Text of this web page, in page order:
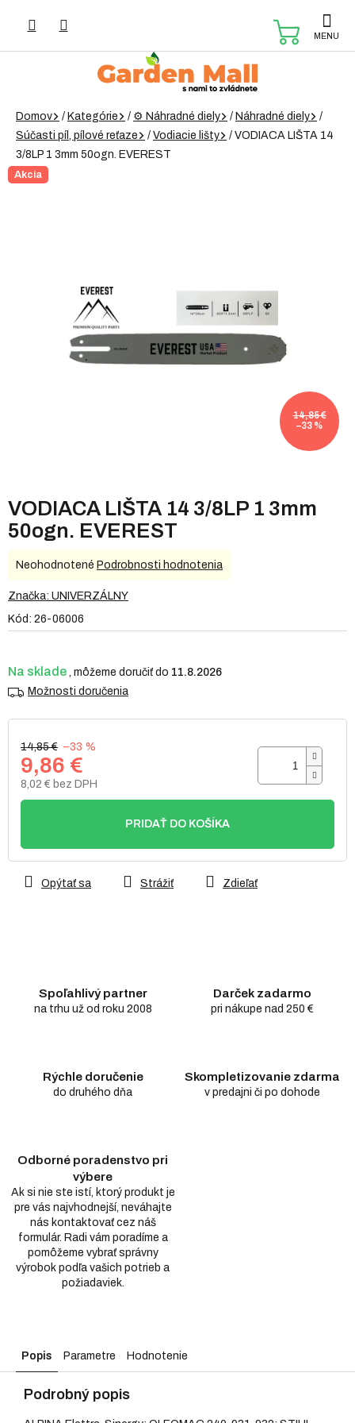
Domov / Kategórie / ⚙️ Náhradné diely / Náhradné diely
/
Súčasti píl, pílové reťaze
/ Vodiacie lišty / VODIACA LIŠTA 14
3/8LP 1 3mm 50ogn. EVEREST
Akcia
14,85 €
–33 %
VODIACA LIŠTA 14 3/8LP 1 3mm
50ogn. EVEREST
Kód: 26-06006
Na sklade
11.8.2026
Možnosti doručenia
14,85 € –33 %
9,86 €
8,02 € bez DPH
Jednotková
PRIDAŤ DO KOŠÍKA
Opýtať sa Strážiť Zdieľať
Spoľahlivý partner
na trhu už od roku 2008
Darček zadarmo
pri nákupe nad 250 €
Rýchle doručenie
do druhého dňa
Skompletizovanie zdarma
v predajni či po dohode
Odborné poradenstvo pri
výbere
Ak si nie ste istí, ktorý produkt je
pre vás najvhodnejší, neváhajte
nás kontaktovať cez náš
formulár. Radi vám poradíme a
pomôžeme vybrať správny
výrobok podľa vašich potrieb a
požiadaviek.
Priemerné
produktu
0,0
hviezdičiek.
Neohodnotené Podrobnosti hodnotenia
Značka: UNIVERZÁLNY
Popis Parametre Hodnotenie
Podrobný popis